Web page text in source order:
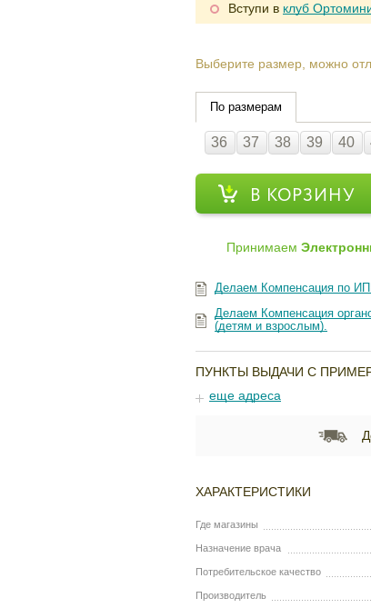
Вступи в клуб
Выберите размер, можно
По размерам
36 37 38 39 40
В КОРЗИНУ
Принимаем
Делаем Компенсация по
Делаем Компенсация
(детям и взрослым).
ПУНКТЫ ВЫДАЧИ С
еще адреса
ХАРАКТЕРИСТИКИ
Где магазины
Назначение врача
Потребительское качество
Производитель